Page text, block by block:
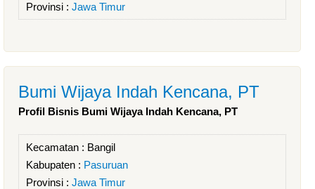
Provinsi : Jawa Timur
Bumi Wijaya Indah Kencana, PT
Profil Bisnis Bumi Wijaya Indah Kencana, PT
Kecamatan : Bangil
Kabupaten : Pasuruan
Provinsi : Jawa Timur